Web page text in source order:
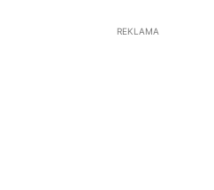
REKLAMA